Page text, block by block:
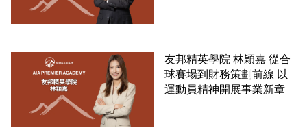
友邦精英學院 林穎嘉 從合
球賽場到財務策劃前線 以
運動員精神開展事業新章